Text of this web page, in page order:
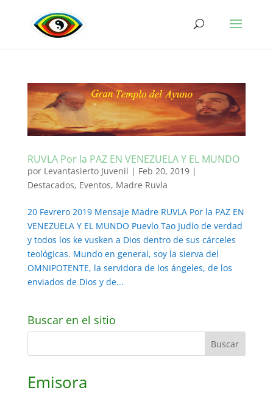
RUVLA Por la PAZ EN VENEZUELA Y EL MUNDO
por Levantasierto Juvenil | Feb 20, 2019|
Destacados, Eventos, Madre Ruvla
20 Fevrero 2019 Mensaje Madre RUVLA Por la PAZ EN
VENEZUELA Y EL MUNDO Puevlo Tao Judío de verdad
y todos los ke vusken a Dios dentro de sus cárceles
teológicas. Mundo en general, soy la sierva del
OMNIPOTENTE, la servidora de los ángeles, de los
enviados de Dios y de...
Buscar en el sitio
Emisora